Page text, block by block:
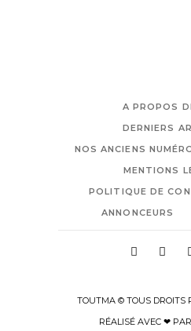
A PROPOS
DERNIERS
NOS ANCIENS
MENTIONS
POLITIQUE DE
ANNONCEURS
TOUTMA © TOUS DROITS
RÉALISÉ AVEC ❤ PAR